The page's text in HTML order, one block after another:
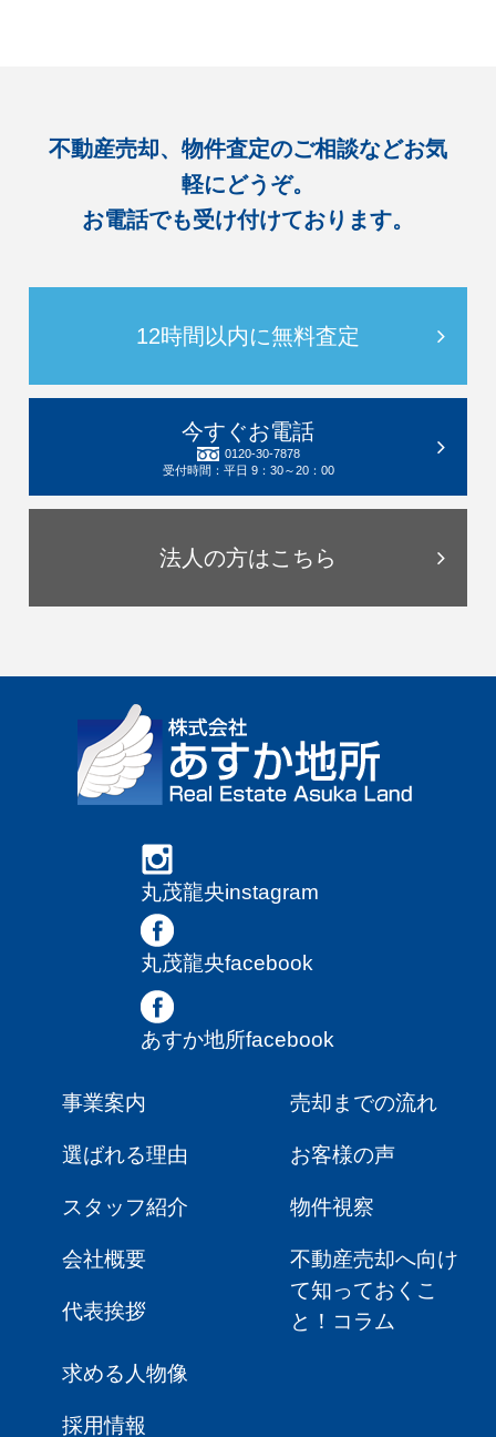
不動産売却、物件査定のご相談などお気
軽にどうぞ。
お電話でも受け付けております。
12時間以内に無料査定
今すぐお電話
0120-30-7878
受付時間：平日 9：30～20：00
法人の方はこちら
丸茂龍央instagram
丸茂龍央facebook
あすか地所facebook
事業案内
選ばれる理由
スタッフ紹介
会社概要
代表挨拶
売却までの流れ
お客様の声
物件視察
不動産売却へ向け
て知っておくこ
と！コラム
求める人物像
採用情報